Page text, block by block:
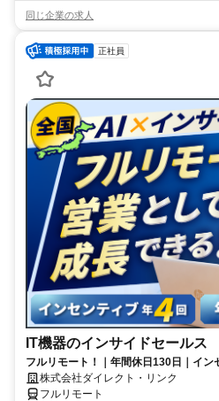
同じ企業の求人
正社員
IT機器のインサイドセールス
フルリモート！｜年間休日130日｜イン
株式会社ダイレクト・リンク
フルリモート